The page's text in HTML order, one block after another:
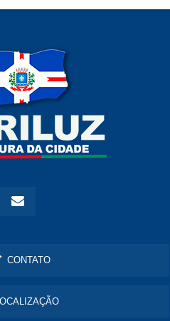
CONTATO